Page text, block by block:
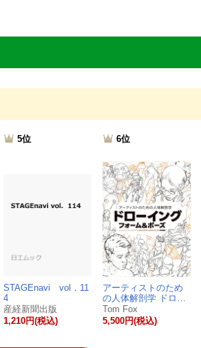
5位
STAGEnavi vol．11
4
産経新聞出版
1,210円(税込)
6位
アーティストのため
の人体解剖学 ドロ…
Tom Fox
5,500円(税込)